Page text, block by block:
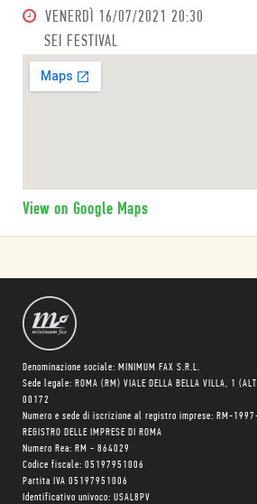
VENERDÌ 16/07/2021 20:30
SEI FESTIVAL
View on Google Maps
Denominazione sociale: MINIMUM FAX S.R.L.
Sede legale: ROMA (RM) VIALE DELLA BELLA VILLA, 1
00172
Numero e sede di iscrizione al registro imprese: RM-
REGISTRO DELLE IMPRESE DI ROMA
Numero Rea: RM - 864029
Codice fiscale: 05197951006
Partita IVA 05197951006
Identificativo univoco: USAL8PV